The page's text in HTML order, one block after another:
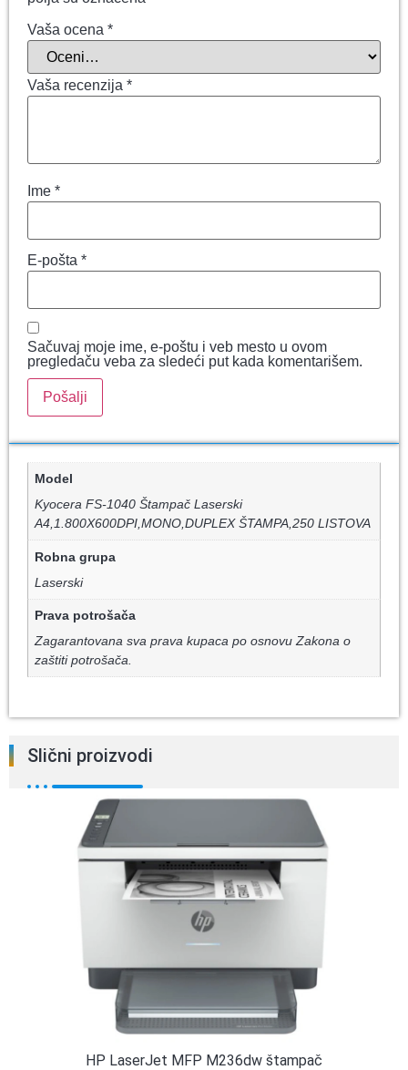
Vaša ocena *
Vaša recenzija *
Ime *
E-pošta *
Sačuvaj moje ime, e-poštu i veb mesto u ovom
pregledaču veba za sledeći put kada komentarišem.
Model
Kyocera FS-1040 Štampač Laserski
A4,1.800X600DPI,MONO,DUPLEX ŠTAMPA,250 LISTOVA
Robna grupa
Laserski
Prava potrošača
Zagarantovana sva prava kupaca po osnovu Zakona o
zaštiti potrošača.
Slični proizvodi
HP LaserJet MFP M236dw štampač